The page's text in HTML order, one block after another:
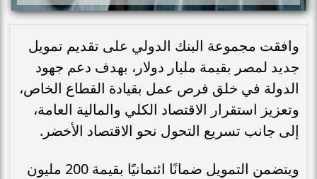
وافقت مجموعة البنك الدولي على تقديم تمويل
جديد لمصر بقيمة مليار دولار، بهدف دعم جهود
الدولة في خلق فرص عمل بقيادة القطاع الخاص،
وتعزيز استقرار الاقتصاد الكلي والمالية العامة،
إلى جانب تسريع التحول نحو الاقتصاد الأخضر.
ويتضمن التمويل ضمانًا ائتمانيًا بقيمة 200 مليون